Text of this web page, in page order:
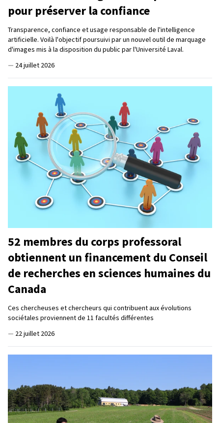
pour préserver la confiance
Transparence, confiance et usage responsable de l'intelligence
artificielle. Voilà l'objectif poursuivi par un nouvel outil de marquage
d'images mis à la disposition du public par l'Université Laval.
— 24 juillet 2026
52 membres du corps professoral
obtiennent un financement du Conseil
de recherches en sciences humaines du
Canada
Ces chercheuses et chercheurs qui contribuent aux évolutions
sociétales proviennent de 11 facultés différentes
— 22 juillet 2026